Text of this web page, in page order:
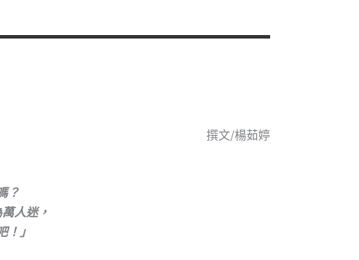
撰文/楊茹婷
？
人迷，
」